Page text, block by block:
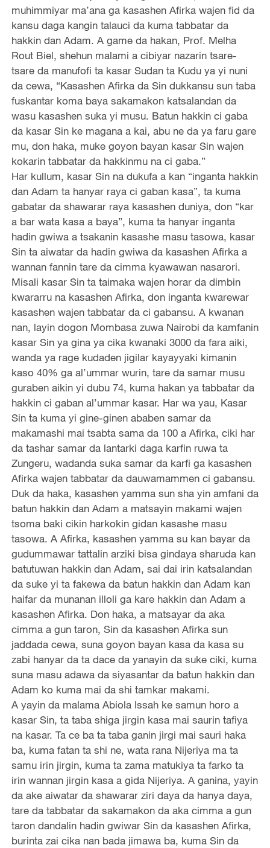
muhimmiyar ma’ana ga kasashen Afirka wajen fid da
kansu daga kangin talauci da kuma tabbatar da
hakkin dan Adam. A game da hakan, Prof. Melha
Rout Biel, shehun malami a cibiyar nazarin tsare-
tsare da manufofi ta kasar Sudan ta Kudu ya yi nuni
da cewa, “Kasashen Afirka da Sin dukkansu sun taba
fuskantar koma baya sakamakon katsalandan da
wasu kasashen suka yi musu. Batun hakkin ci gaba
da kasar Sin ke magana a kai, abu ne da ya faru gare
mu, don haka, muke goyon bayan kasar Sin wajen
kokarin tabbatar da hakkinmu na ci gaba.”
Har kullum, kasar Sin na dukufa a kan “inganta hakkin
dan Adam ta hanyar raya ci gaban kasa”, ta kuma
gabatar da shawarar raya kasashen duniya, don “kar
a bar wata kasa a baya”, kuma ta hanyar inganta
hadin gwiwa a tsakanin kasashe masu tasowa, kasar
Sin ta aiwatar da hadin gwiwa da kasashen Afirka a
wannan fannin tare da cimma kyawawan nasarori.
Misali kasar Sin ta taimaka wajen horar da dimbin
kwararru na kasashen Afirka, don inganta kwarewar
kasashen wajen tabbatar da ci gabansu. A kwanan
nan, layin dogon Mombasa zuwa Nairobi da kamfanin
kasar Sin ya gina ya cika kwanaki 3000 da fara aiki,
wanda ya rage kudaden jigilar kayayyaki kimanin
kaso 40% ga al’ummar wurin, tare da samar musu
guraben aikin yi dubu 74, kuma hakan ya tabbatar da
hakkin ci gaban al’ummar kasar. Har wa yau, Kasar
Sin ta kuma yi gine-ginen ababen samar da
makamashi mai tsabta sama da 100 a Afirka, ciki har
da tashar samar da lantarki daga karfin ruwa ta
Zungeru, wadanda suka samar da karfi ga kasashen
Afirka wajen tabbatar da dauwamammen ci gabansu.
Duk da haka, kasashen yamma sun sha yin amfani da
batun hakkin dan Adam a matsayin makami wajen
tsoma baki cikin harkokin gidan kasashe masu
tasowa. A Afirka, kasashen yamma su kan bayar da
gudummawar tattalin arziki bisa gindaya sharuda kan
batutuwan hakkin dan Adam, sai dai irin katsalandan
da suke yi ta fakewa da batun hakkin dan Adam kan
haifar da munanan illoli ga kare hakkin dan Adam a
kasashen Afirka. Don haka, a matsayar da aka
cimma a gun taron, Sin da kasashen Afirka sun
jaddada cewa, suna goyon bayan kasa da kasa su
zabi hanyar da ta dace da yanayin da suke ciki, kuma
suna masu adawa da siyasantar da batun hakkin dan
Adam ko kuma mai da shi tamkar makami.
A yayin da malama Abiola Issah ke samun horo a
kasar Sin, ta taba shiga jirgin kasa mai saurin tafiya
na kasar. Ta ce ba ta taba ganin jirgi mai sauri haka
ba, kuma fatan ta shi ne, wata rana Nijeriya ma ta
samu irin jirgin, kuma ta zama matukiya ta farko ta
irin wannan jirgin kasa a gida Nijeriya. A ganina, yayin
da ake aiwatar da shawarar ziri daya da hanya daya,
tare da tabbatar da sakamakon da aka cimma a gun
taron dandalin hadin gwiwar Sin da kasashen Afirka,
burinta zai cika nan bada jimawa ba, kuma Sin da